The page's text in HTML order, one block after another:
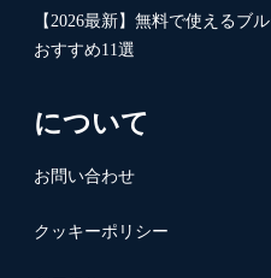
【2026最新】無料で使えるブ
おすすめ11選
について
お問い合わせ
クッキーポリシー